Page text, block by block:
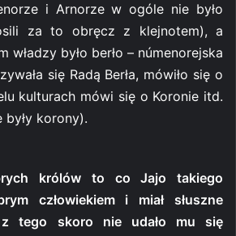
i Arnorze w ogóle nie było
za to obręcz z klejnotem), a
władzy było berło – númenorejska
się Radą Berła, mówiło się o
kulturach mówi się o Koronie itd.
korony).
królów to co Jajo takiego
człowiekiem i miał słuszne
tego skoro nie udało mu się